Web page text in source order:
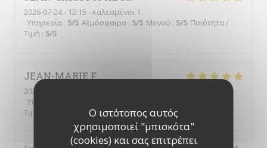
Ο ιστότοπος αυτός
χρησιμοποιεί "μπισκότα"
(cookies) και σας επιτρέπει
2026-07-24- 12:15 - καλεσμένοι 1
Υπηρεσία : 5/5 Ατμόσφαιρα : 5/5 Μενού : 5/5 Ποιότητα /
Τιμή : 5/5
JEAN-MARIE F
2026-07-06
Υπηρεσία
Τιμή